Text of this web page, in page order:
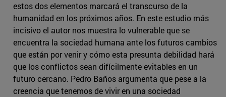
estos dos elementos marcará el transcurso de la
humanidad en los próximos años. En este estudio más
incisivo el autor nos muestra lo vulnerable que se
encuentra la sociedad humana ante los futuros cambios
que están por venir y cómo esta presunta debilidad hará
que los conflictos sean difícilmente evitables en un
futuro cercano. Pedro Baños argumenta que pese a la
creencia que tenemos de vivir en una sociedad